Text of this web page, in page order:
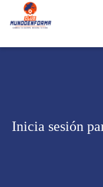
Inicia sesión